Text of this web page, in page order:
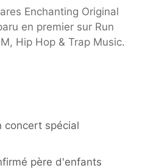
Enchanting Original
en premier sur Run
Hip Hop & Trap Music.
concert spécial
père d'enfants